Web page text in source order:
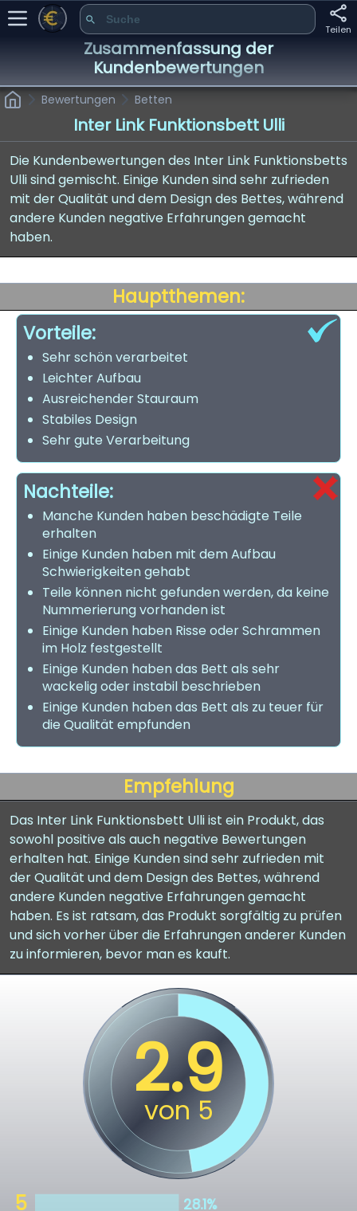
Teilen
Zusammenfassung der
Kundenbewertungen
Bewertungen Betten
Inter Link Funktionsbett Ulli
Die Kundenbewertungen des Inter Link Funktionsbetts
Ulli sind gemischt. Einige Kunden sind sehr zufrieden
mit der Qualität und dem Design des Bettes, während
andere Kunden negative Erfahrungen gemacht
haben.
Hauptthemen:
Vorteile:
Sehr schön verarbeitet
Leichter Aufbau
Ausreichender Stauraum
Stabiles Design
Sehr gute Verarbeitung
Nachteile:
Manche Kunden haben beschädigte Teile
erhalten
Einige Kunden haben mit dem Aufbau
Schwierigkeiten gehabt
Teile können nicht gefunden werden, da keine
Nummerierung vorhanden ist
Einige Kunden haben Risse oder Schrammen
im Holz festgestellt
Einige Kunden haben das Bett als sehr
wackelig oder instabil beschrieben
Einige Kunden haben das Bett als zu teuer für
die Qualität empfunden
Empfehlung
Das Inter Link Funktionsbett Ulli ist ein Produkt, das
sowohl positive als auch negative Bewertungen
erhalten hat. Einige Kunden sind sehr zufrieden mit
der Qualität und dem Design des Bettes, während
andere Kunden negative Erfahrungen gemacht
haben. Es ist ratsam, das Produkt sorgfältig zu prüfen
und sich vorher über die Erfahrungen anderer Kunden
zu informieren, bevor man es kauft.